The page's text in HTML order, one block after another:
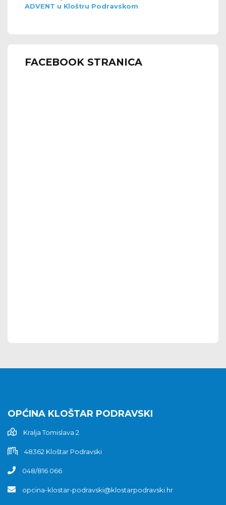
ADVENT u Kloštru Podravskom
FACEBOOK STRANICA
OPĆINA KLOŠTAR PODRAVSKI
Kralja Tomislava 2
48362 Kloštar Podravski
048/816 066
opcina-klostar-podravski@klostarpodravski.hr